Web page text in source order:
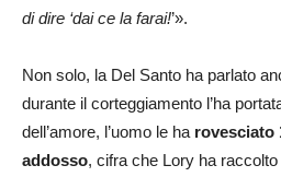
di dire ‘dai ce la farai!’».
Non solo, la Del Santo ha parlato
durante il corteggiamento l’ha
dell’amore, l’uomo le ha rovesciato
addosso, cifra che Lory ha